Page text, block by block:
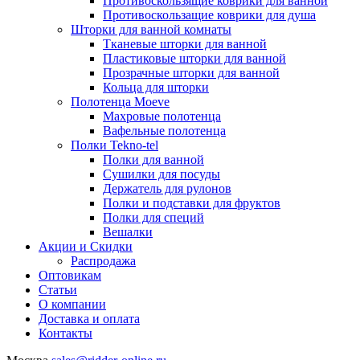
Противоскользащие коврики для душа
Шторки для ванной комнаты
Тканевые шторки для ванной
Пластиковые шторки для ванной
Прозрачные шторки для ванной
Кольца для шторки
Полотенца Moeve
Махровые полотенца
Вафельные полотенца
Полки Tekno-tel
Полки для ванной
Сушилки для посуды
Держатель для рулонов
Полки и подставки для фруктов
Полки для специй
Вешалки
Акции и Скидки
Распродажа
Оптовикам
Статьи
О компании
Доставка и оплата
Контакты